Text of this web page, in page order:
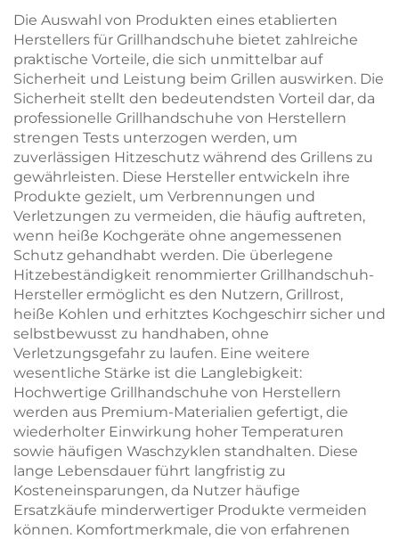
Zerkleinerer für
gegrilltes
Schweinefleisch,
Rindfleisch und
Hähnchen;
multifunktional,
langlebig und
umweltfreundlich
BBQ-Grill,
Holzkohlegrill,
Grillbackofen,
Fleischbräter, kleiner
Herd
Die Auswahl von Produkten eines etablierten
Herstellers für Grillhandschuhe bietet zahlreiche
praktische Vorteile, die sich unmittelbar auf
Sicherheit und Leistung beim Grillen auswirken. Die
Sicherheit stellt den bedeutendsten Vorteil dar, da
professionelle Grillhandschuhe von Herstellern
strengen Tests unterzogen werden, um
zuverlässigen Hitzeschutz während des Grillens zu
gewährleisten. Diese Hersteller entwickeln ihre
Produkte gezielt, um Verbrennungen und
Verletzungen zu vermeiden, die häufig auftreten,
wenn heiße Kochgeräte ohne angemessenen
Schutz gehandhabt werden. Die überlegene
Hitzebeständigkeit renommierter Grillhandschuh-
Hersteller ermöglicht es den Nutzern, Grillrost,
heiße Kohlen und erhitztes Kochgeschirr sicher und
selbstbewusst zu handhaben, ohne
Verletzungsgefahr zu laufen. Eine weitere
wesentliche Stärke ist die Langlebigkeit:
Hochwertige Grillhandschuhe von Herstellern
werden aus Premium-Materialien gefertigt, die
wiederholter Einwirkung hoher Temperaturen
sowie häufigen Waschzyklen standhalten. Diese
lange Lebensdauer führt langfristig zu
Kosteneinsparungen, da Nutzer häufige
Ersatzkäufe minderwertiger Produkte vermeiden
können. Komfortmerkmale, die von erfahrenen